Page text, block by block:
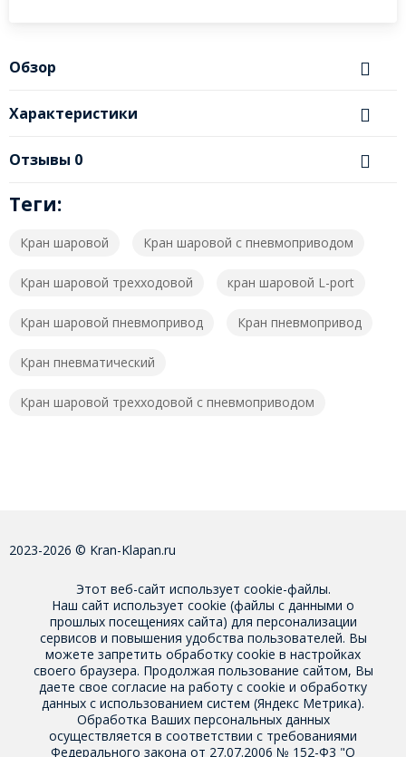
Обзор
Характеристики
Отзывы 0
Теги:
Кран шаровой Кран шаровой с пневмоприводом
Кран шаровой трехходовой кран шаровой L-port
Кран шаровой пневмопривод Кран пневмопривод
Кран пневматический
Кран шаровой трехходовой с пневмоприводом
2023-2026 © Kran-Klapan.ru
Этот веб-сайт использует cookie-файлы.
Наш сайт использует cookie (файлы с данными о
прошлых посещениях сайта) для персонализации
сервисов и повышения удобства пользователей. Вы
можете запретить обработку cookie в настройках
своего браузера. Продолжая пользование сайтом, Вы
даете свое согласие на работу с cookie и обработку
данных с использованием систем (Яндекс Метрика).
Обработка Ваших персональных данных
осуществляется в соответствии с требованиями
Федерального закона от 27.07.2006 № 152-Ф3 "О